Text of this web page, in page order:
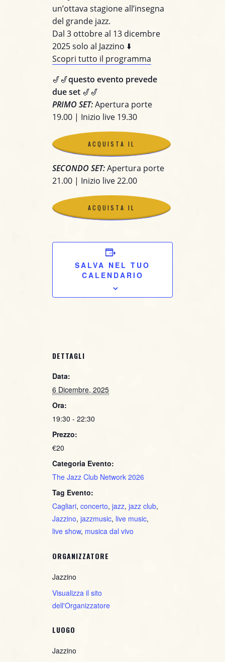
un’ottava stagione all’insegna
del grande jazz.
Dal 3 ottobre al 13 dicembre
2025 solo al Jazzino ⬇️
Scopri tutto il programma
🎷🎷questo evento prevede
due set 🎷🎷
PRIMO SET:Apertura porte
19.00 | Inizio live 19.30
ACQUISTA IL
BIGLIETTO
BIGLIETTO
SECONDO SET:Apertura porte
21.00 | Inizio live 22.00
ACQUISTA IL
ACQUISTA IL
SALVA NEL TUO
CALENDARIO
DETTAGLI
Data:
6 Dicembre, 2025
Ora:
19:30 - 22:30
Prezzo:
€20
Categoria Evento:
The Jazz Club Network 2026
Tag Evento:
Cagliari, concerto, jazz, jazz club,
Jazzino, jazzmusic, live music,
live show, musica dal vivo
LUOGO
Jazzino
ORGANIZZATORE
Jazzino
Visualizza il sito
dell'Organizzatore